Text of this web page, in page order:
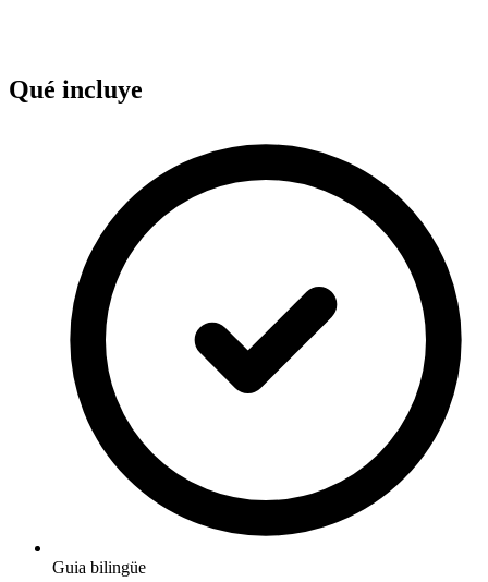
Qué incluye
Guia bilingüe